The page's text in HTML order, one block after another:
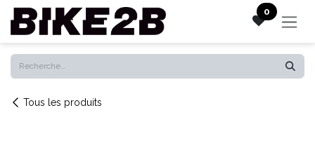
Se rendre au contenu 0
Tous les produits